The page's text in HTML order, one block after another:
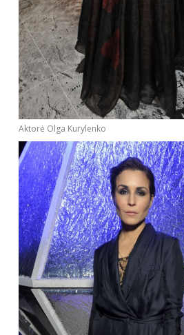
KONTAKTAI
PRIVATUMO POLITIKA
Sekite
Prenumeruodami portalą,
Jūs sutinkate su
taisyklėmis
Aktorė Olga Kurylenko